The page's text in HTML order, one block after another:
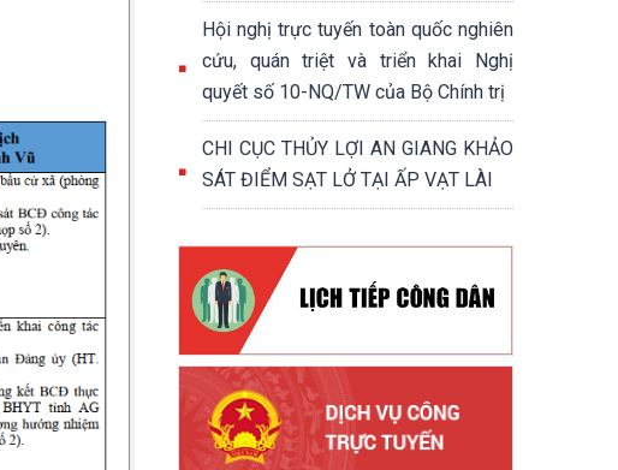
Hội nghị trực tuyến toàn quốc nghiên
cứu, quán triệt và triển khai Nghị
quyết số 10-NQ/TW của Bộ Chính trị
CHI CỤC THỦY LỢI AN GIANG KHẢO
SÁT ĐIỂM SẠT LỞ TẠI ẤP VẠT LÀI